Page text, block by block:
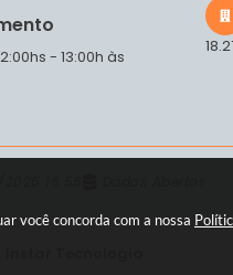
você concorda com a nossa
- 13:00h às